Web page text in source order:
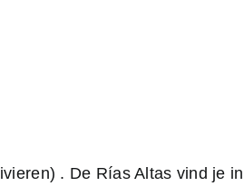
. De Rías Altas vind je